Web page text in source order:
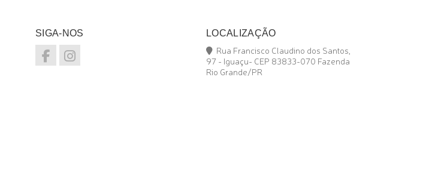
SIGA-NOS LOCALIZAÇÃO
Rua Francisco Claudino dos Santos,
97 - Iguaçu- CEP 83833-070 Fazenda
Rio Grande/PR